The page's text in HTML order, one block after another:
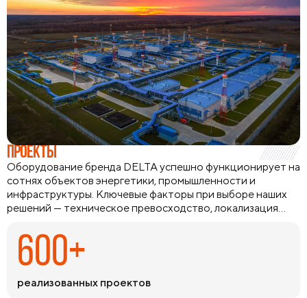
ПРОЕКТЫ
Оборудование бренда DELTA успешно функционирует на
сотнях объектов энергетики, промышленности и
инфраструктуры. Ключевые факторы при выборе наших
решений — техническое превосходство, локализация
экстремальных климатических условиях и удаленных
регионах. Мы предлагаем комплексные инженерные
решения с подбором аналогов и технической
номенклатуры на складах обеспечивает оперативное
600+
реализованных проектов